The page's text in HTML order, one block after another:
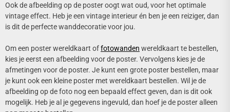
Ook de afbeelding op de poster oogt wat oud, voor het optimale
vintage effect. Heb je een vintage interieur én ben je een reiziger, dan
is dit de perfecte wanddecoratie voor jou.
Om een poster wereldkaart offotowanden wereldkaart te bestellen,
kies je eerst een afbeelding voor de poster. Vervolgens kies je de
afmetingen voor de poster. Je kunt een grote poster bestellen, maar
je kunt ook een kleine poster met wereldkaart bestellen. Wil je de
afbeelding op de foto nog een bepaald effect geven, dan is dit ook
mogelijk. Heb je al je gegevens ingevuld, dan hoef je de poster alleen